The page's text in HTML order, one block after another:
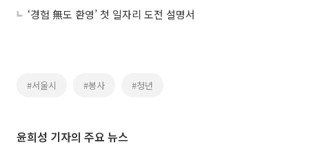
‘경험 無도 환영’ 첫 일자리 도전 설명서
#서울시 #봉사 #청년
윤희성 기자의 주요 뉴스